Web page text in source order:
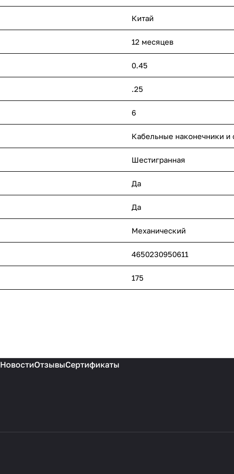
Китай
12 месяцев
0.45
.25
6
Кабельные наконечники и
Шестигранная
Да
Да
Механический
4650230950611
175
НовостиОтзывыСертификаты